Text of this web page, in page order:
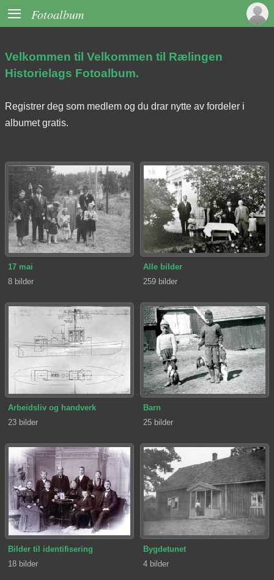
 Fotoalbum
Velkommen til Velkommen til Rælingen
Historielags Fotoalbum.
Registrer deg som medlem og du drar nytte av fordeler i
albumet gratis.
17 mai
8 bilder
Alle bilder
259 bilder
Arbeidsliv og handverk
23 bilder
Barn
25 bilder
Bilder til identifisering
18 bilder
Bygdetunet
4 bilder